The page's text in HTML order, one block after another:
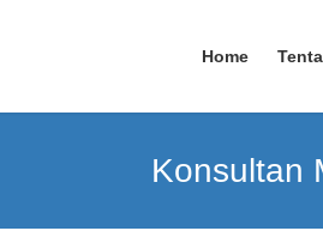
Home
Konsultan